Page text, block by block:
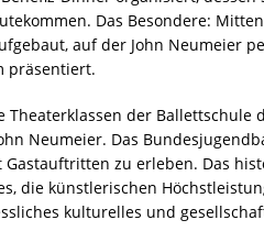
Das Besondere:
auf der John Neumeier
präsentiert.
Theaterklassen der Ballettschule
Neumeier. Das
zu erleben. Das
die künstlerischen
kulturelles und